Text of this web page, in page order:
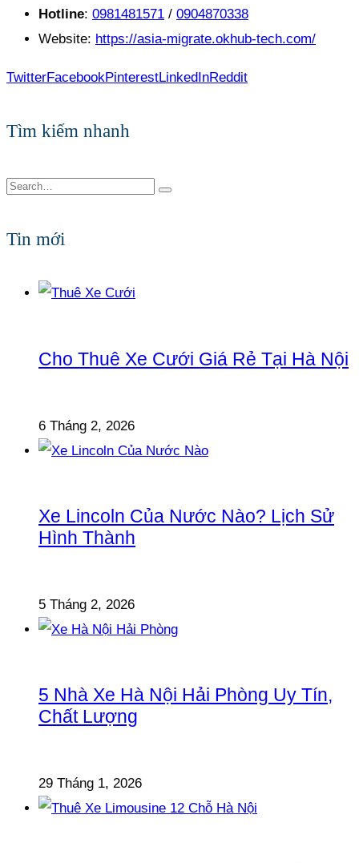
Hotline: 0981481571 / 0904870338
Website: https://asia-migrate.okhub-tech.com/
TwitterFacebookPinterestLinkedInReddit
Tìm kiếm nhanh
Tin mới
Cho Thuê Xe Cưới Giá Rẻ Tại Hà Nội
6 Tháng 2, 2026
Xe Lincoln Của Nước Nào? Lịch Sử
Hình Thành
5 Tháng 2, 2026
5 Nhà Xe Hà Nội Hải Phòng Uy Tín,
Chất Lượng
29 Tháng 1, 2026